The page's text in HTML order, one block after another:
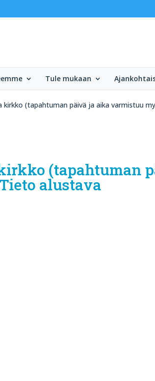
Tule mukaan
kirkko (tapahtuman päivä ja aika varmistuu
(tapahtuman
alustava